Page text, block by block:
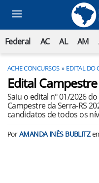
Federal AC AL AM
ACHE CONCURSOS EDITAL DO
Edital
Saiu o edital nº 01/2026
Campestre da Serra-RS
candidatos de todos os
PorAMANDA INÊS BUBLITZ